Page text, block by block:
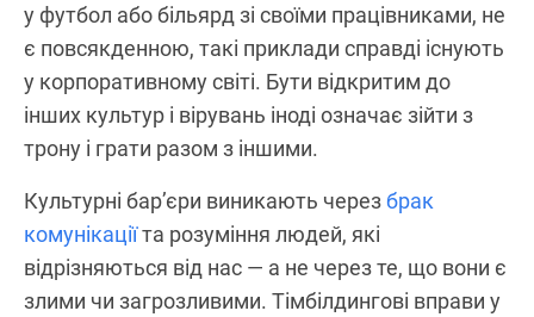
у футбол або більярд зі своїми працівниками, не
є повсякденною, такі приклади справді існують
у корпоративному світі. Бути відкритим до
інших культур і вірувань іноді означає зійти з
трону і грати разом з іншими.
Культурні бар’єри виникають черезбрак
комунікаціїта розуміння людей, які
відрізняються від нас — а не через те, що вони є
злими чи загрозливими. Тімбілдингові вправи у